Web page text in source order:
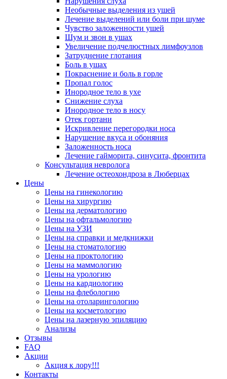
Необычные выделения из ушей
Лечение выделений или боли при шуме
Чувство заложенности ушей
Шум и звон в ушах
Увеличение подчелюстных лимфоузлов
Затруднение глотания
Боль в ушах
Покраснение и боль в горле
Пропал голос
Инородное тело в ухе
Снижение слуха
Инородное тело в носу
Отек гортани
Искривление перегородки носа
Нарушение вкуса и обоняния
Заложенность носа
Лечение гайморита, синусита, фронтита
Консультация невролога
Лечение остеохондроза в Люберцах
Цены
Цены на гинекологию
Цены на хирургию
Цены на дерматологию
Цены на офтальмологию
Цены на УЗИ
Цены на справки и медкнижки
Цены на стоматологию
Цены на проктологию
Цены на маммологию
Цены на урологию
Цены на кардиологию
Цены на флебологию
Цены на отоларингологию
Цены на косметологию
Цены на лазерную эпиляцию
Анализы
Отзывы
FAQ
Акции
Акция к лору!!!
Контакты